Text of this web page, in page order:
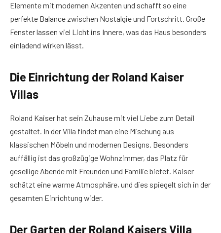
Elemente mit modernen Akzenten und schafft so eine
perfekte Balance zwischen Nostalgie und Fortschritt. Große
Fenster lassen viel Licht ins Innere, was das Haus besonders
einladend wirken lässt.
Die Einrichtung der Roland Kaiser
Villas
Roland Kaiser hat sein Zuhause mit viel Liebe zum Detail
gestaltet. In der Villa findet man eine Mischung aus
klassischen Möbeln und modernen Designs. Besonders
auffällig ist das großzügige Wohnzimmer, das Platz für
gesellige Abende mit Freunden und Familie bietet. Kaiser
schätzt eine warme Atmosphäre, und dies spiegelt sich in der
gesamten Einrichtung wider.
Der Garten der Roland KaisersVilla